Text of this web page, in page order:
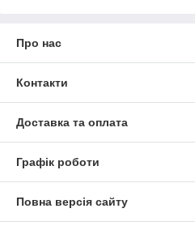
Про нас
Контакти
Доставка та оплата
Графік роботи
Повна версія сайту